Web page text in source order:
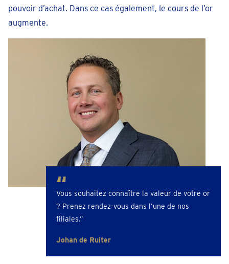
pouvoir d’achat. Dans ce cas également, le cours de l’or
augmente.
Vous souhaitez connaître la valeur de votre or
? Prenez rendez-vous dans l’une de nos
filiales.”
Johan de Ruiter